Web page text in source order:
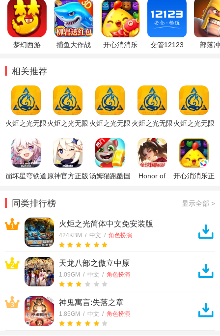
梦幻西游 捕鱼大作战 开心消消乐 交管12123 部落
相关推荐
火炬之光无限火炬之光无限
(Torchlight:Infinite)
火炬之光无限 火炬之光无限
版
火炬之光无限
崩坏星穹铁道原神官方正版汤姆猫跑酷国
Honor of
开心消消乐正
同类排行榜 显示全部 >
1 火炬之光简体中文免安装版
424KBM / 中文 / 角色扮演
2 天龙八部之傲立中原
1.09GM / 中文 / 角色扮演
3 神鬼寓言:失落之章
1.85GM / 中文 / 角色扮演